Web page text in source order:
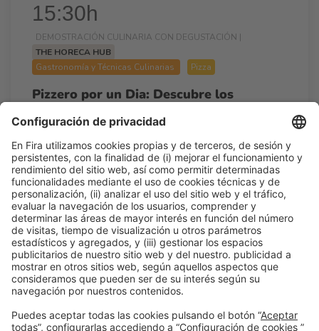
15:30h
DEMOSTRACIÓN CULINARIA CON DEGUSTACIÓN |
THE HORECA HUB
Gastronomía y Técnicas Culinarias
Pizza
Pizzero por un Dia: Descubre los
secretos de la auténtica pizza napolitana
Lun 23
15:30h - 16:15h
Show Stage 1 - The Horeca Hub
Acceso libre
Leer más